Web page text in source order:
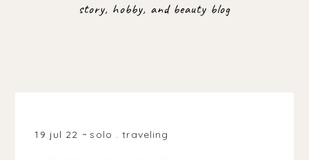
story, hobby, and beauty blog
19 jul 22 solo .traveling